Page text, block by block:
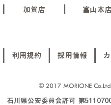
加賀店 富山本店
利用規約 採用情報
© 2017 MORIONE
石川県公安委員会許可 第